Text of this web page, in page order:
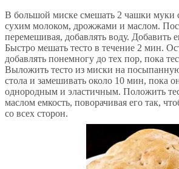
В большой миске смешать 2 чашки муки
сухим молоком, дрожжами и маслом.
перемешивая, добавлять воду. Добавить
Быстро мешать тесто в течение 2 мин.
добавлять понемногу до тех пор, пока
Выложить тесто из миски на
стола и замешивать около 10 мин, пока
однородным и эластичным. Положить
маслом емкость, поворачивая его так,
со всех сторон.